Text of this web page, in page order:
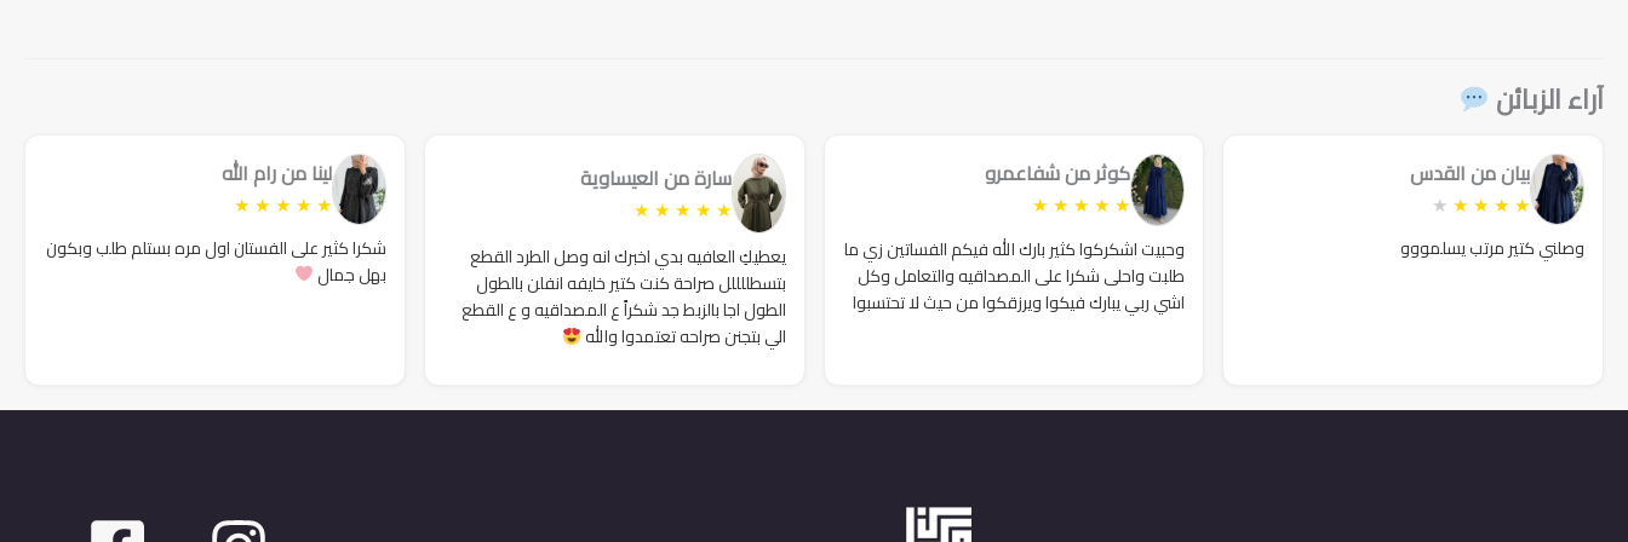
آراء الزبائن
بيان من القدس
★
★
★
★
★
وصلني كتير مرتب يسلمووو
كوثر من شفاعمرو
★
★
★
★
★
وحبيت اشكركوا كثير بارك الله فيكم الفساتين زي ما
طلبت واحلى شكرا على المصداقيه والتعامل وكل
اشي ربي يبارك فيكوا ويرزقكوا من حيث لا تحتسبوا
سارة من العيساوية
★
★
★
★
★
يعطيكِ العافيه بدي اخبرك انه وصل الطرد القطع
بتسطللللل صراحة كنت كتير خايفه انفلن بالطول
الطول اجا بالزبط جد شكراً ع المصداقيه و ع القطع
الي بتجنن صراحه تعتمدوا والله
لينا من رام الله
★
★
★
★
★
شكرا كثير على الفستان اول مره بستلم طلب وبكون
بهل جمال